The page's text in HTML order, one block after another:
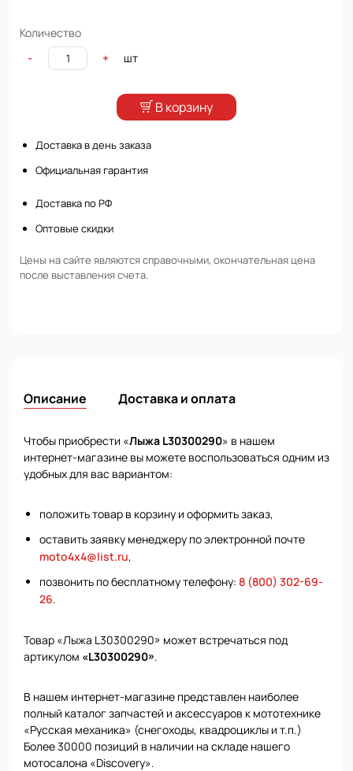
Количество
-
+ шт
В корзину
Доставка в день заказа
Официальная гарантия
Доставка по РФ
Оптовые скидки
Цены на сайте являются справочными, окончательная цена
после выставления счета.
Описание Доставка и оплата
Чтобы приобрести «Лыжа L30300290» в нашем
интернет-магазине вы можете воспользоваться одним из
удобных для вас вариантом:
положить товар в корзину и оформить заказ,
оставить заявку менеджеру по электронной почте
moto4x4@list.ru,
позвонить по бесплатному телефону: 8 (800) 302-69-
26.
Товар «Лыжа L30300290» может встречаться под
артикулом «L30300290».
В нашем интернет-магазине представлен наиболее
полный каталог запчастей и аксессуаров к мототехнике
«Русская механика» (снегоходы, квадроциклы и т.п.)
Более 30000 позиций в наличии на складе нашего
мотосалона «Discovery».